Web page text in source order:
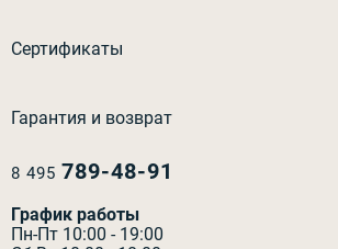
Сертификаты
Гарантия и возврат
8 495 789-48-91
График работы
Пн-Пт 10:00 - 19:00